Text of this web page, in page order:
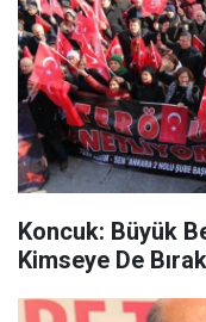
Koncuk: Büyük
Kimseye De